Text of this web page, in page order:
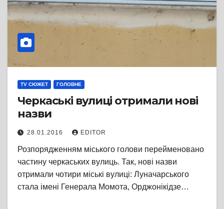
TV СЮЖЕТ ГОЛОВНЕ
Черкаські вулиці отримали нові
назви
28.01.2016 EDITOR
Розпорядженням міського голови перейменовано
частину черкаських вулиць. Так, нові назви
отримали чотири міські вулиці: Луначарського
стала імені Генерала Момота, Орджонікідзе…